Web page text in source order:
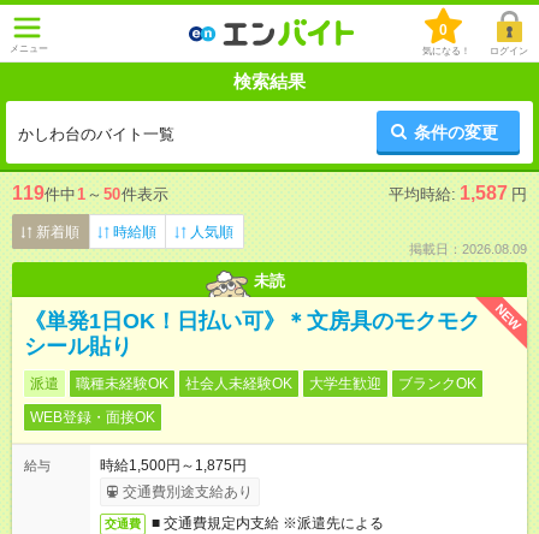
メニュー
0
気になる！ ログイン
検索結果
かしわ台のバイト一覧 条件の変更
119件中1 ～ 50件表示 平均時給: 1,587 円
新着順 時給順 人気順
掲載日：2026.08.09
未読
NEW
《単発1日OK！日払い可》＊文房具のモクモク
シール貼り
派遣 職種未経験OK 社会人未経験OK 大学生歓迎
ブランクOK
WEB登録・面接OK
給与
時給1,500円～1,875円
交通費別途支給あり
交通費 ■ 交通費規定内支給 ※派遣先による